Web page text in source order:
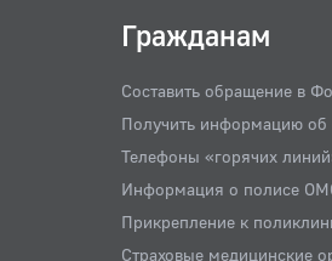
Гражданам
Составить обращение в
Получить информацию об
Телефоны «горячих
Информация о полисе
Прикрепление к
Страховые медицинские